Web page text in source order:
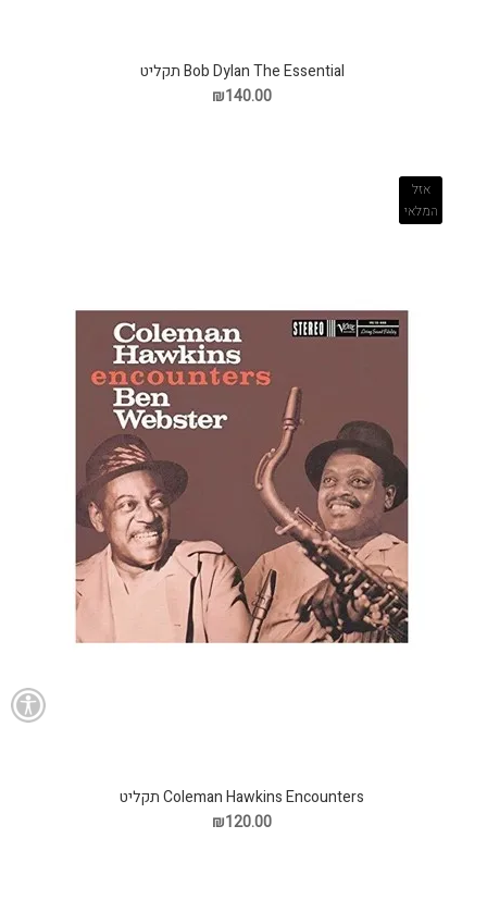
Bob Dylan The Essential תקליט
₪140.00
אזל
המלאי
Coleman Hawkins Encounters תקליט
₪120.00